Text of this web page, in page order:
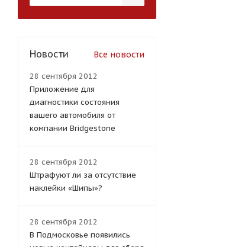
Новости Все новости
28 сентября 2012
Приложение для
диагностики состояния
вашего автомобиля от
компании Bridgestone
28 сентября 2012
Штрафуют ли за отсутствие
наклейки «Шипы»?
28 сентября 2012
В Подмосковье появились